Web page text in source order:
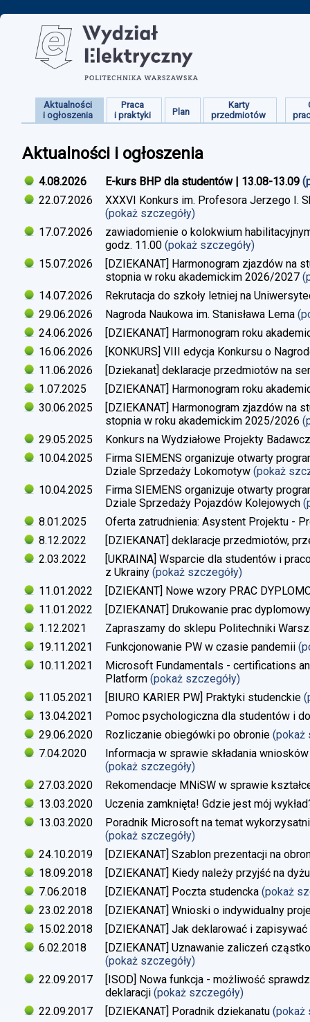
Aktualności
i ogłoszenia
Praca
i praktyki
Plan
Karty
przedmiotów
Aktualności i ogłoszenia
4.08.2026 E-kurs BHP dla studentów | 13.08-13.09
22.07.2026
XXXVI Konkurs im. Profesora Jerzego I.
(pokaż szczegóły)
17.07.2026
zawiadomienie o kolokwium
godz. 11.00 (pokaż szczegóły)
15.07.2026
[DZIEKANAT] Harmonogram zjazdów na
stopnia w roku akademickim 2026/2027
14.07.2026
Rekrutacja do szkoły letniej na
29.06.2026
Nagroda Naukowa im. Stanisława Lema
24.06.2026
[DZIEKANAT] Harmonogram roku
16.06.2026
[KONKURS] VIII edycja Konkursu o
11.06.2026
[Dziekanat] deklaracje przedmiotów na
1.07.2025
[DZIEKANAT] Harmonogram roku
30.06.2025
[DZIEKANAT] Harmonogram zjazdów na
stopnia w roku akademickim 2025/2026
29.05.2025
Konkurs na Wydziałowe Projekty
10.04.2025
Firma SIEMENS organizuje otwarty
Dziale Sprzedaży Lokomotyw (pokaż
10.04.2025
Firma SIEMENS organizuje otwarty
Dziale Sprzedaży Pojazdów Kolejowych
8.01.2025
Oferta zatrudnienia: Asystent Projektu -
8.12.2022
[DZIEKANAT] deklaracje przedmiotów,
2.03.2022
[UKRAINA] Wsparcie dla studentów i
z Ukrainy (pokaż szczegóły)
11.01.2022
[DZIEKANT] Nowe wzory PRAC
11.01.2022
[DZIEKANAT] Drukowanie prac
1.12.2021
Zapraszamy do sklepu Politechniki
19.11.2021
Funkcjonowanie PW w czasie pandemii
10.11.2021
Microsoft Fundamentals - certifications
Platform (pokaż szczegóły)
11.05.2021
[BIURO KARIER PW] Praktyki studenckie
13.04.2021
Pomoc psychologiczna dla studentów i
29.06.2020
Rozliczanie obiegówki po obronie (pokaż
7.04.2020
Informacja w sprawie składania
(pokaż szczegóły)
27.03.2020
Rekomendacje MNiSW w sprawie
13.03.2020
Uczenia zamknięta! Gdzie jest mój
13.03.2020
Poradnik Microsoft na temat
(pokaż szczegóły)
24.10.2019
[DZIEKANAT] Szablon prezentacji na
18.09.2018
[DZIEKANAT] Kiedy należy przyjść na
7.06.2018
[DZIEKANAT] Poczta studencka (pokaż
23.02.2018
[DZIEKANAT] Wnioski o indywidualny
15.02.2018
[DZIEKANAT] Jak deklarować i
6.02.2018
[DZIEKANAT] Uznawanie zaliczeń
(pokaż szczegóły)
22.09.2017
[ISOD] Nowa funkcja - możliwość
deklaracji (pokaż szczegóły)
22.09.2017
[DZIEKANAT] Poradnik dziekanatu (pokaż